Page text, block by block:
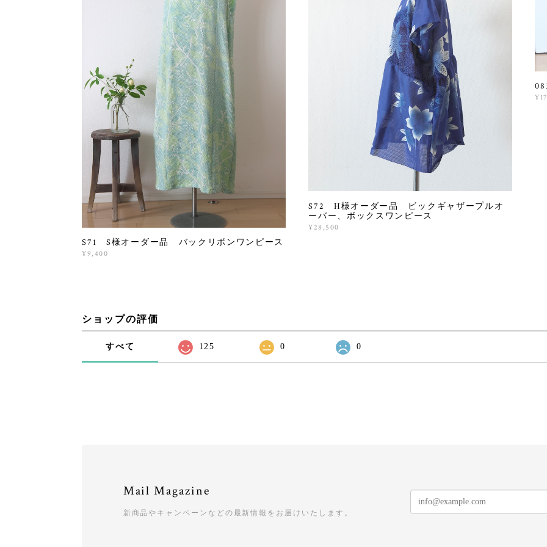
S71 S様オーダー品 バックリボンワンピース
¥9,400
S72 H様オーダー品 ビックギャザープルオ
ーバー、ボックスワンピース
¥28,500
ショップの評価
すべて 125 0 0
Mail Magazine
新商品やキャンペーンなどの最新情報をお届けいたします。